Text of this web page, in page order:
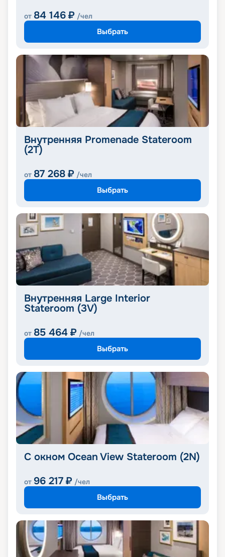
от 84 146 ₽ /чел
Выбрать
Внутренняя Promenade Stateroom
(2T)
от 87 268 ₽ /чел
Выбрать
Внутренняя Large Interior
Stateroom (3V)
от 85 464 ₽ /чел
Выбрать
С окном Ocean View Stateroom (2N)
от 96 217 ₽ /чел
Выбрать